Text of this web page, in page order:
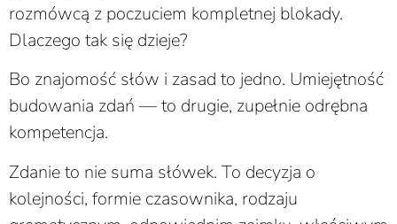
rozmówcą z poczuciem kompletnej blokady.
Dlaczego tak się dzieje?
Bo znajomość słów i zasad to jedno. Umiejętność
budowania zdań — to drugie, zupełnie odrębna
kompetencja.
Zdanie to nie suma słówek. To decyzja o
kolejności, formie czasownika, rodzaju